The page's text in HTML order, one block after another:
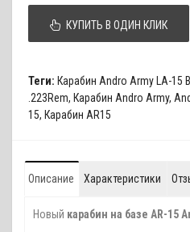
КУПИТЬ В ОДИН КЛИК
Теги: Карабин Andro Army LA-15
.223Rem, Карабин Andro Army,
15, Карабин AR15
Описание Характеристики
Новый карабин на базе AR-15